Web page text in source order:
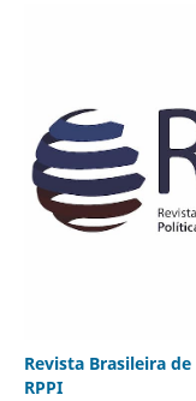
Revista Brasileira
RPPI